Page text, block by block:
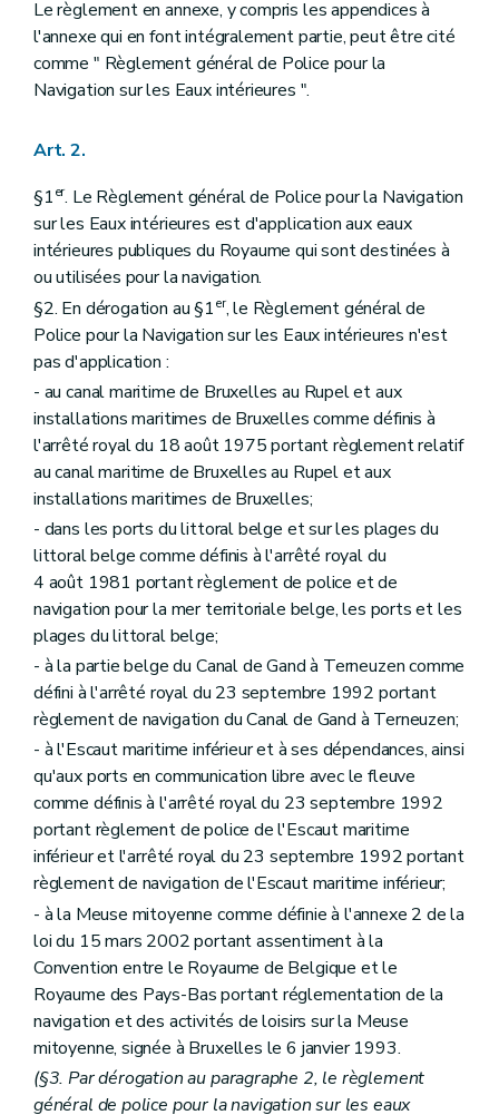
Le règlement en annexe, y compris les appendices à
l'annexe qui en font intégralement partie, peut être cité
comme " Règlement général de Police pour la
Navigation sur les Eaux intérieures ".
Art. 2.
§1er. Le Règlement général de Police pour la Navigation
sur les Eaux intérieures est d'application aux eaux
intérieures publiques du Royaume qui sont destinées à
ou utilisées pour la navigation.
§2. En dérogation au §1er, le Règlement général de
Police pour la Navigation sur les Eaux intérieures n'est
pas d'application :
- au canal maritime de Bruxelles au Rupel et aux
installations maritimes de Bruxelles comme définis à
l'arrêté royal du 18 août 1975 portant règlement relatif
au canal maritime de Bruxelles au Rupel et aux
installations maritimes de Bruxelles;
- dans les ports du littoral belge et sur les plages du
littoral belge comme définis à l'arrêté royal du
4 août 1981 portant règlement de police et de
navigation pour la mer territoriale belge, les ports et les
plages du littoral belge;
- à la partie belge du Canal de Gand à Terneuzen comme
défini à l'arrêté royal du 23 septembre 1992 portant
règlement de navigation du Canal de Gand à Terneuzen;
- à l'Escaut maritime inférieur et à ses dépendances, ainsi
qu'aux ports en communication libre avec le fleuve
comme définis à l'arrêté royal du 23 septembre 1992
portant règlement de police de l'Escaut maritime
inférieur et l'arrêté royal du 23 septembre 1992 portant
règlement de navigation de l'Escaut maritime inférieur;
- à la Meuse mitoyenne comme définie à l'annexe 2 de la
loi du 15 mars 2002 portant assentiment à la
Convention entre le Royaume de Belgique et le
Royaume des Pays-Bas portant réglementation de la
navigation et des activités de loisirs sur la Meuse
mitoyenne, signée à Bruxelles le 6 janvier 1993.
(§3. Par dérogation au paragraphe 2, le règlement
général de police pour la navigation sur les eaux